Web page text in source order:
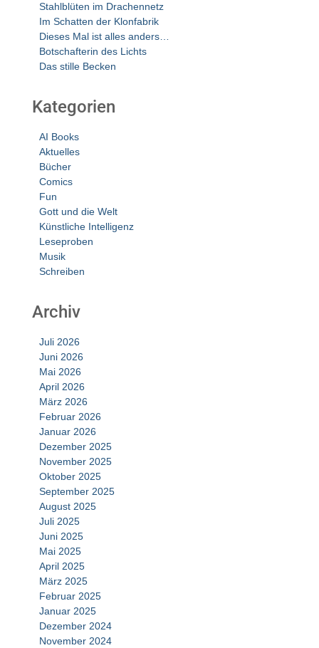
Stahlblüten im Drachennetz
Im Schatten der Klonfabrik
Dieses Mal ist alles anders…
Botschafterin des Lichts
Das stille Becken
Kategorien
AI Books
Aktuelles
Bücher
Comics
Fun
Gott und die Welt
Künstliche Intelligenz
Leseproben
Musik
Schreiben
Archiv
Juli 2026
Juni 2026
Mai 2026
April 2026
März 2026
Februar 2026
Januar 2026
Dezember 2025
November 2025
Oktober 2025
September 2025
August 2025
Juli 2025
Juni 2025
Mai 2025
April 2025
März 2025
Februar 2025
Januar 2025
Dezember 2024
November 2024